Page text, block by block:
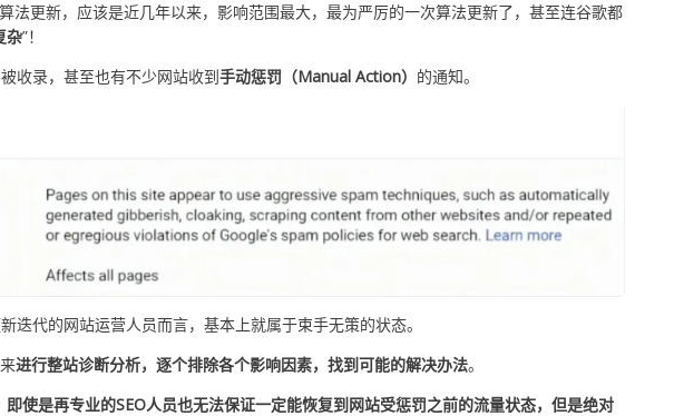
法更新，应该是近几年以来，影响范围最大，最为严厉的一次算法更新了，甚至连谷歌都
杂”！
收录，甚至也有不少网站收到手动惩罚（Manual Action） 的通知。
迭代的网站运营人员而言，基本上就属于束手无策的状态。
进行整站诊断分析，逐个排除各个影响因素，找到可能的解决办法。
使是再专业的SEO人员也无法保证一定能恢复到网站受惩罚之前的流量状态，但是绝对